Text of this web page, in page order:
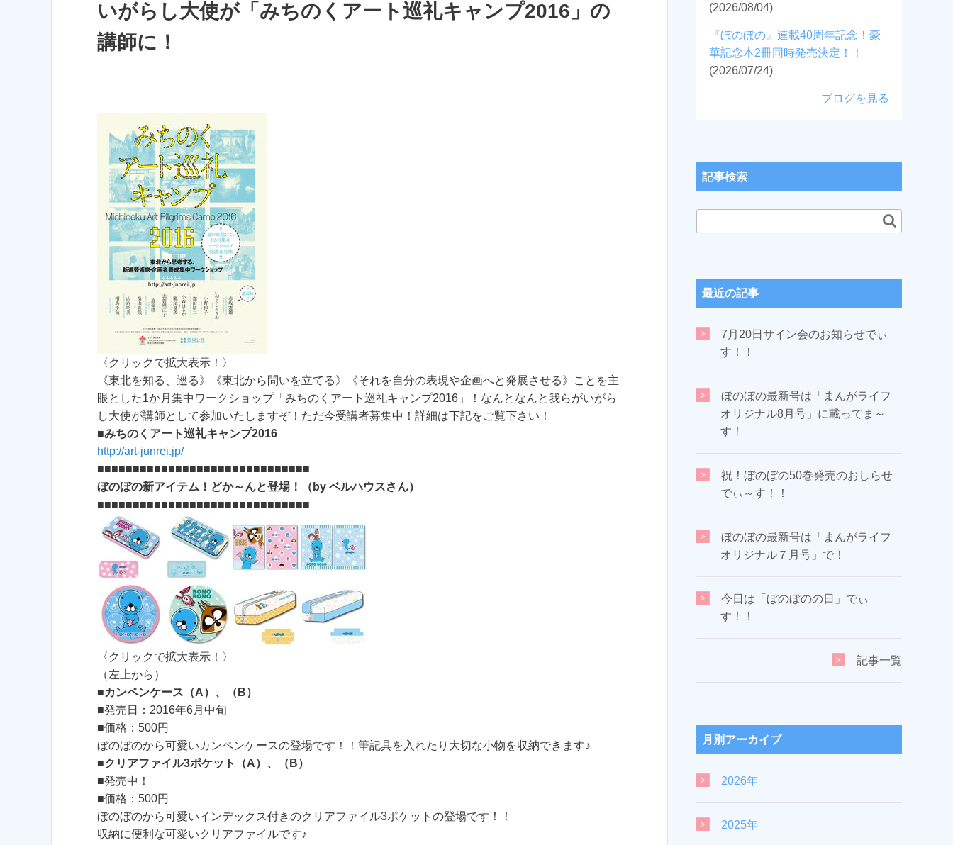
いがらし大使が「みちのくアート巡礼キャンプ2016」の
講師に！
〈クリックで拡大表示！〉
《東北を知る、巡る》《東北から問いを立てる》《それを自分の表現や企画へと発展させる》ことを主
眼とした1か月集中ワークショップ「みちのくアート巡礼キャンプ2016」！なんとなんと我らがいがら
し大使が講師として参加いたしますぞ！ただ今受講者募集中！詳細は下記をご覧下さい！
■みちのくアート巡礼キャンプ2016
http://art-junrei.jp/
■■■■■■■■■■■■■■■■■■■■■■■■■■■■■■
ぼのぼの新アイテム！どか～んと登場！（by ベルハウスさん）
■■■■■■■■■■■■■■■■■■■■■■■■■■■■■■
〈クリックで拡大表示！〉
（左上から）
■カンペンケース（A）、（B）
■発売日：2016年6月中旬
■価格：500円
ぼのぼのから可愛いカンペンケースの登場です！！筆記具を入れたり大切な小物を収納できます♪
■クリアファイル3ポケット（A）、（B）
■発売中！
■価格：500円
ぼのぼのから可愛いインデックス付きのクリアファイル3ポケットの登場です！！
収納に便利な可愛いクリアファイルです♪
(2026/08/04)
『ぼのぼの』連載40周年記念！豪
華記念本2冊同時発売決定！！
(2026/07/24)
ブログを見る
記事検索
最近の記事
7月20日サイン会のお知らせでぃ
す！！
ぼのぼの最新号は「まんがライフ
オリジナル8月号」に載ってま～
す！
祝！ぼのぼの50巻発売のおしらせ
でぃ～す！！
ぼのぼの最新号は「まんがライフ
オリジナル７月号」で！
今日は「ぼのぼのの日」でぃ
す！！
記事一覧
月別アーカイブ
2026年
2025年